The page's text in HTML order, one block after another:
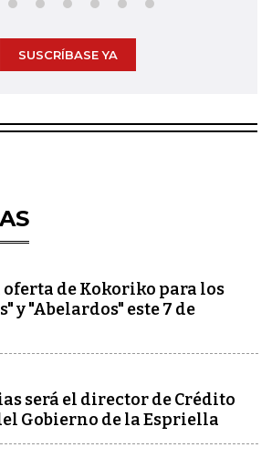
SUSCRÍBASE YA
oferta de Kokoriko para los
y "Abelardos" este 7 de
será el director de Crédito
Gobierno de la Espriella